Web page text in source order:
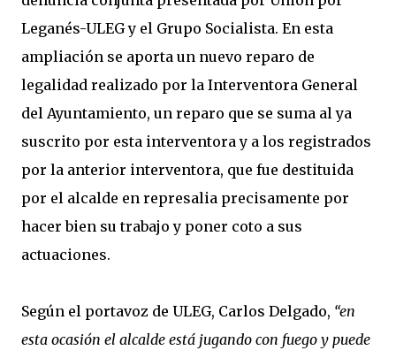
Leganés-ULEG y el Grupo Socialista. En esta
ampliación se aporta un nuevo reparo de
legalidad realizado por la Interventora General
del Ayuntamiento, un reparo que se suma al ya
suscrito por esta interventora y a los registrados
por la anterior interventora, que fue destituida
por el alcalde en represalia precisamente por
hacer bien su trabajo y poner coto a sus
actuaciones.
Según el portavoz de ULEG, Carlos Delgado, “en
esta ocasión el alcalde está jugando con fuego y puede